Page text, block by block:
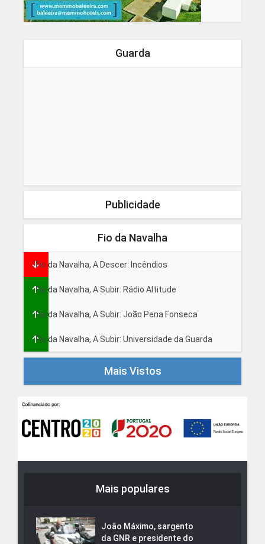
Guarda
Publicidade
Fio da Navalha
Fio da Navalha, A Descer: Incêndios
Fio da Navalha, A Subir: Rádio Altitude
Fio da Navalha, A Subir: João Pena Fonseca
Fio da Navalha, A Subir: Universidade da Guarda
Mais Vistos
Mais populares
João Máximo, sargento
da GNR e presidente do